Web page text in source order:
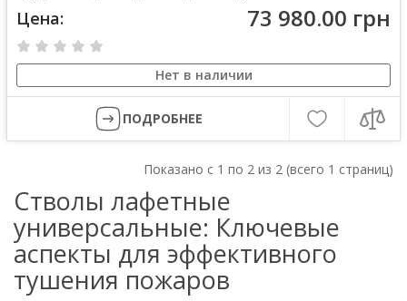
Цена: 73 980.00 грн
Нет в наличии
ПОДРОБНЕЕ
Показано с 1 по 2 из 2 (всего 1 страниц)
Стволы лафетные
универсальные: Ключевые
аспекты для эффективного
тушения пожаров